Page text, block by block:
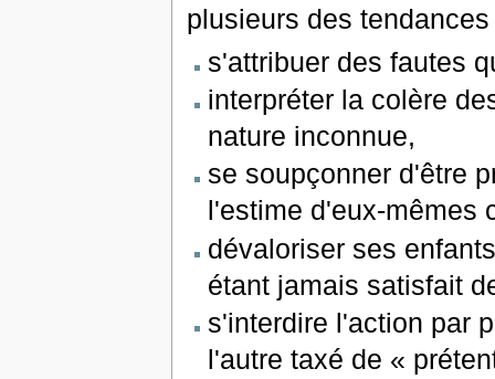
plusieurs des
s'attribuer des fautes
interpréter la colère
nature inconnue,
se soupçonner d'être
l'estime d'eux-mêmes
dévaloriser ses
étant jamais satisfait
s'interdire l'action par
l'autre taxé de «